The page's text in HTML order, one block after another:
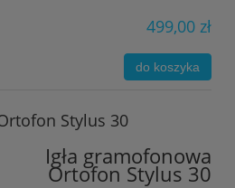
499,00 zł
do koszyka
Stylus 30
Igła gramofonowa
Ortofon Stylus 30